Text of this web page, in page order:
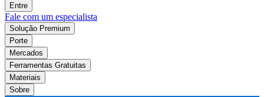
Entre
Fale com um especialista
Solução Premium
Porte
Mercados
Ferramentas Gratuitas
Materiais
Sobre